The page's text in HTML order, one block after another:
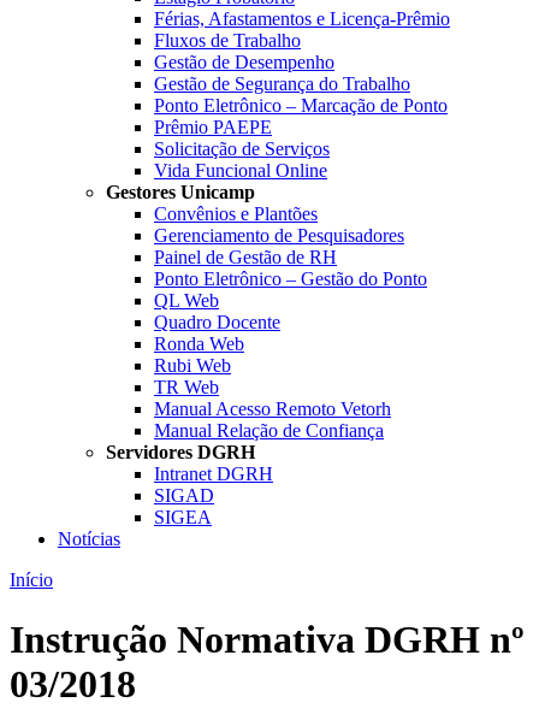
Férias, Afastamentos e Licença-Prêmio
Fluxos de Trabalho
Gestão de Desempenho
Gestão de Segurança do Trabalho
Ponto Eletrônico – Marcação de Ponto
Prêmio PAEPE
Solicitação de Serviços
Vida Funcional Online
Gestores Unicamp
Convênios e Plantões
Gerenciamento de Pesquisadores
Painel de Gestão de RH
Ponto Eletrônico – Gestão do Ponto
QL Web
Quadro Docente
Ronda Web
Rubi Web
TR Web
Manual Acesso Remoto Vetorh
Manual Relação de Confiança
Servidores DGRH
Intranet DGRH
SIGAD
SIGEA
Notícias
Início
Instrução Normativa DGRH nº
03/2018